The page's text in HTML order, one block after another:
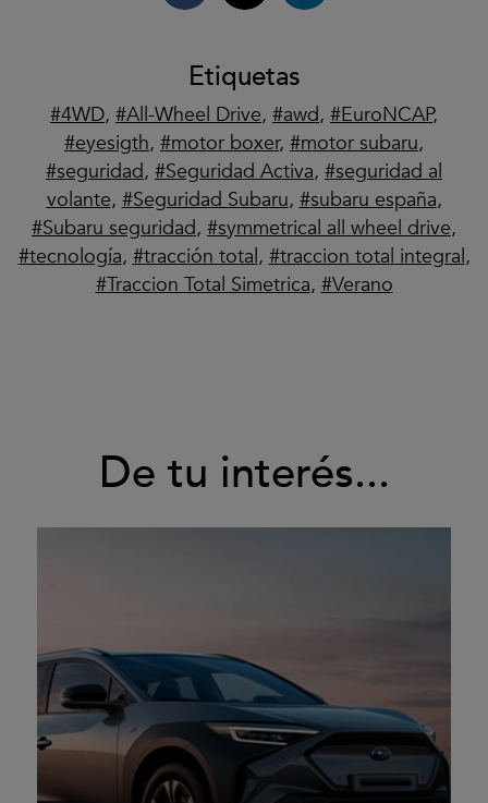
Etiquetas
4WD, All-Wheel Drive, awd, EuroNCAP,
eyesigth, motor boxer, motor subaru,
seguridad, Seguridad Activa,
seguridad al
volante, Seguridad Subaru, subaru españa,
Subaru seguridad, symmetrical all wheel drive,
tecnología, tracción total, traccion total integral,
Traccion Total Simetrica, Verano
De tu interés...